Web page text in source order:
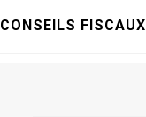
CONSEILS FISCAUX